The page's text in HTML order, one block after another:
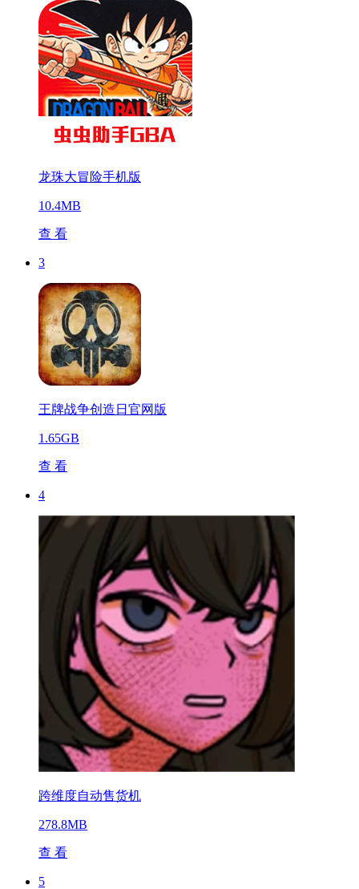
龙珠大冒险手机版
10.4MB
查 看
3
王牌战争创造日官网版
1.65GB
查 看
4
跨维度自动售货机
278.8MB
查 看
5